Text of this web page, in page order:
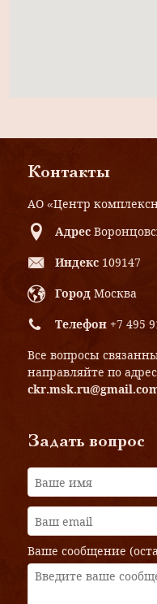
Контакты
АО «Центр
Адрес
Индекс 109147
Город Москва
Телефон +7 495
Все вопросы
направляйте по
Задать вопрос
Ваше сообщение